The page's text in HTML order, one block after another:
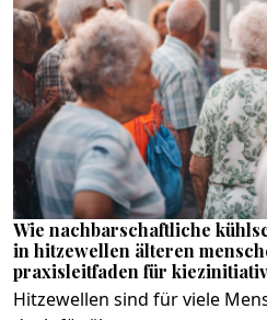
Wie nachbarschaftliche
in hitzewellen älteren
praxisleitfaden für
Hitzewellen sind für viele